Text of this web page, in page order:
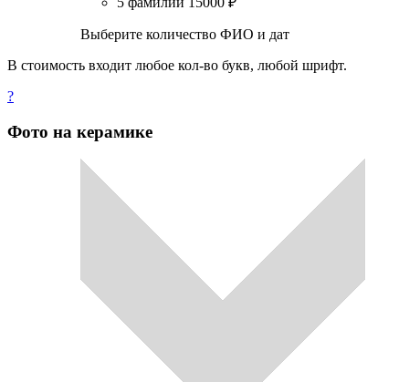
Выберите количество ФИО и дат
В стоимость входит любое кол-во букв, любой шрифт.
?
Фото на керамике